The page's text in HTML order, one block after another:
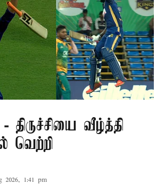
திருச்சியை வீழ்த்தி
வெற்றி
2026, 1:41 pm